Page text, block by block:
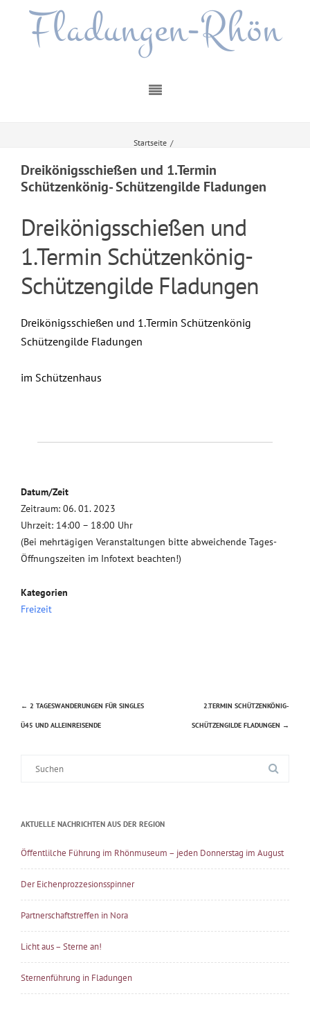
Fladungen-Rhön
Startseite /
Dreikönigsschießen und 1.Termin
Schützenkönig- Schützengilde Fladungen
Dreikönigsschießen und
1.Termin Schützenkönig-
Schützengilde Fladungen
Dreikönigsschießen und 1.Termin Schützenkönig
Schützengilde Fladungen
im Schützenhaus
Datum/Zeit
Zeitraum: 06. 01. 2023
Uhrzeit: 14:00 – 18:00 Uhr
(Bei mehrtägigen Veranstaltungen bitte abweichende Tages-
Öffnungszeiten im Infotext beachten!)
Kategorien
Freizeit
Beitragsnavigation
← 2 TAGESWANDERUNGEN FÜR SINGLES
Ü45 UND ALLEINREISENDE
2.TERMIN SCHÜTZENKÖNIG-
SCHÜTZENGILDE FLADUNGEN →
AKTUELLE NACHRICHTEN AUS DER REGION
Öffentlilche Führung im Rhönmuseum – jeden Donnerstag im August
Der Eichenprozzesionsspinner
Partnerschaftstreffen in Nora
Licht aus – Sterne an!
Sternenführung in Fladungen